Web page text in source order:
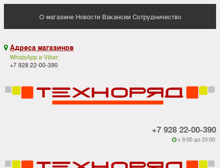
О магазине Новости Вакансии Сотрудничество
 Адреса магазинов
WhatsApp и Viber:
+7 928 22-00-390
+7 928 22-00-390
 c 9:00 до 20:00